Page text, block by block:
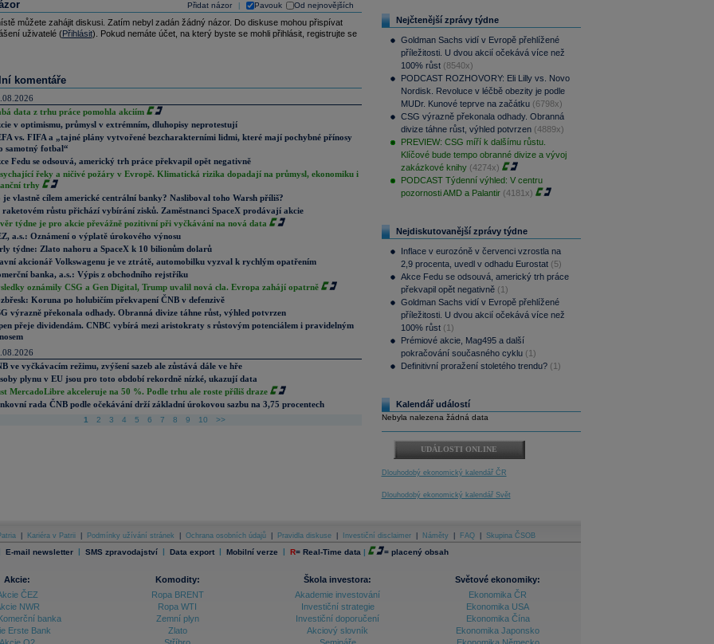
Přidat názor Pavouk Od nejnovějších
můžete zahájit diskusi. Zatím nebyl zadán žádný názor. Do diskuse mohou přispívat
uživatelé (Přihlásit). Pokud nemáte účet, na který byste se mohli přihlásit, registrujte se
komentáře
data z trhu práce pomohla akciím
v optimismu, průmysl v extrémním, dluhopisy neprotestují
vs. FIFA a „tajné plány vytvořené bezcharakterními lidmi, které mají pochybné přínosy
samotný fotbal“
Fedu se odsouvá, americký trh práce překvapil opět negativně
řeky a ničivé požáry v Evropě. Klimatická rizika dopadají na průmysl, ekonomiku i
trhy
je vlastně cílem americké centrální banky? Nasliboval toho Warsh příliš?
raketovém růstu přichází vybírání zisků. Zaměstnanci SpaceX prodávají akcie
týdne je pro akcie převážně pozitivní při vyčkávání na nová data
a.s.: Oznámení o výplatě úrokového výnosu
týdne: Zlato nahoru a SpaceX k 10 bilionům dolarů
akcionář Volkswagenu je ve ztrátě, automobilku vyzval k rychlým opatřením
banka, a.s.: Výpis z obchodního rejstříku
oznámily CSG a Gen Digital, Trump uvalil nová cla. Evropa zahájí opatrně
Koruna po holubičím překvapení ČNB v defenzivě
výrazně překonala odhady. Obranná divize táhne růst, výhled potvrzen
přeje dividendám. CNBC vybírá mezi aristokraty s růstovým potenciálem i pravidelným
ve vyčkávacím režimu, zvýšení sazeb ale zůstává dále ve hře
plynu v EU jsou pro toto období rekordně nízké, ukazují data
MercadoLibre akceleruje na 50 %. Podle trhu ale roste příliš draze
rada ČNB podle očekávání drží základní úrokovou sazbu na 3,75 procentech
1 2 3 4 5 6 7 8 9 10 >>
Nejčtenější zprávy týdne
Goldman Sachs vidí v Evropě přehlížené
příležitosti. U dvou akcií očekává více než
100% růst (8540x)
PODCAST ROZHOVORY: Eli Lilly vs. Novo
Nordisk. Revoluce v léčbě obezity je podle
MUDr. Kunové teprve na začátku (6798x)
CSG výrazně překonala odhady. Obranná
divize táhne růst, výhled potvrzen (4889x)
PREVIEW: CSG míří k dalšímu růstu.
Klíčové bude tempo obranné divize a vývoj
zakázkové knihy (4274x)
PODCAST Týdenní výhled: V centru
pozornosti AMD a Palantir (4181x)
Nejdiskutovanější zprávy týdne
Inflace v eurozóně v červenci vzrostla na
2,9 procenta, uvedl v odhadu Eurostat (5)
Akce Fedu se odsouvá, americký trh práce
překvapil opět negativně (1)
Goldman Sachs vidí v Evropě přehlížené
příležitosti. U dvou akcií očekává více než
100% růst (1)
Prémiové akcie, Mag495 a další
pokračování současného cyklu (1)
Definitivní proražení stoletého trendu? (1)
Kalendář událostí
Nebyla nalezena žádná data
UDÁLOSTI ONLINE
Dlouhodobý ekonomický kalendář ČR
Dlouhodobý ekonomický kalendář Svět
Kariéra v Patrii Podmínky užívání stránek Ochrana osobních údajů Pravidla diskuse Investiční disclaimer Náměty FAQ Skupina ČSOB
E-mail newsletter | SMS zpravodajství | Data export | Mobilní verze | R= Real-Time data | = placený obsah
Akcie:
ČEZ
NWR
banka
Erste Bank
Komodity:
Ropa BRENT
Ropa WTI
Zemní plyn
Zlato
Škola investora:
Akademie investování
Investiční strategie
Investiční doporučení
Akciový slovník
Světové ekonomiky:
Ekonomika ČR
Ekonomika USA
Ekonomika Čína
Ekonomika Japonsko